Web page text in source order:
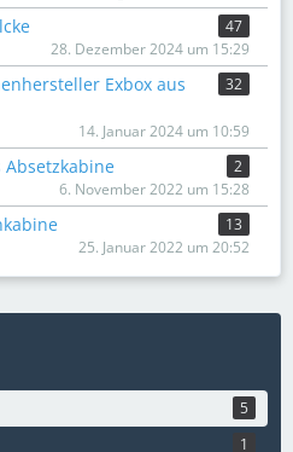
47
28. Dezember 2024 um 15:29
Exbox aus
32
14. Januar 2024 um 10:59
2
6. November 2022 um 15:28
13
25. Januar 2022 um 20:52
5
1